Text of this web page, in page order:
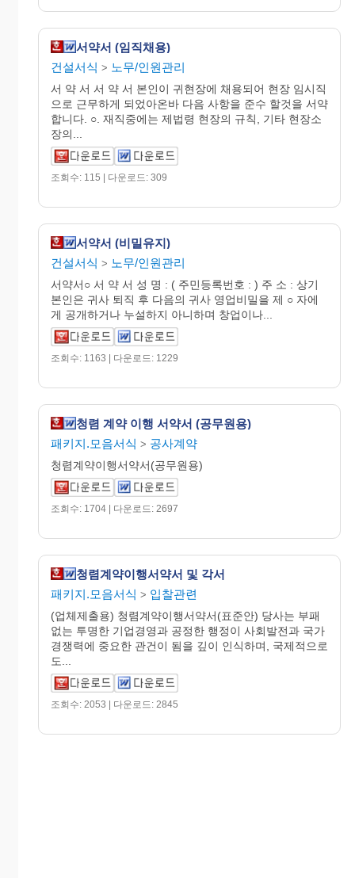
서약서 (임직채용)
건설서식 > 노무/인원관리
서 약 서 서 약 서 본인이 귀현장에 채용되어 현장 임시직
으로 근무하게 되었아온바 다음 사항을 준수 할것을 서약
합니다. ○. 재직중에는 제법령 현장의 규칙, 기타 현장소
장의...
조회수: 115 | 다운로드: 309
서약서 (비밀유지)
건설서식 > 노무/인원관리
서약서○ 서 약 서 성 명 : ( 주민등록번호 : ) 주 소 : 상기
본인은 귀사 퇴직 후 다음의 귀사 영업비밀을 제 ○ 자에
게 공개하거나 누설하지 아니하며 창업이나...
조회수: 1163 | 다운로드: 1229
청렴 계약 이행 서약서 (공무원용)
패키지.모음서식 > 공사계약
청렴계약이행서약서(공무원용)
조회수: 1704 | 다운로드: 2697
청렴계약이행서약서 및 각서
패키지.모음서식 > 입찰관련
(업체제출용) 청렴계약이행서약서(표준안) 당사는 부패
없는 투명한 기업경영과 공정한 행정이 사회발전과 국가
경쟁력에 중요한 관건이 됨을 깊이 인식하며, 국제적으로
도...
조회수: 2053 | 다운로드: 2845